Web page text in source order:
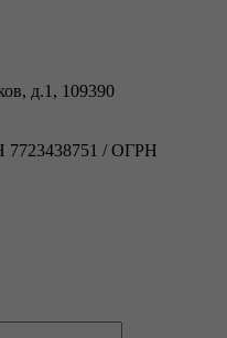
д.1, 109390
/ ОГРН